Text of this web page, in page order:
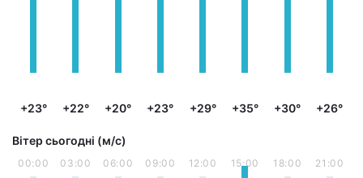
+23° +22° +20° +23° +29° +35° +30° +26°
Вітер сьогодні (м/с)
00:00 03:00 06:00 09:00 12:00 15:00 18:00 21:00